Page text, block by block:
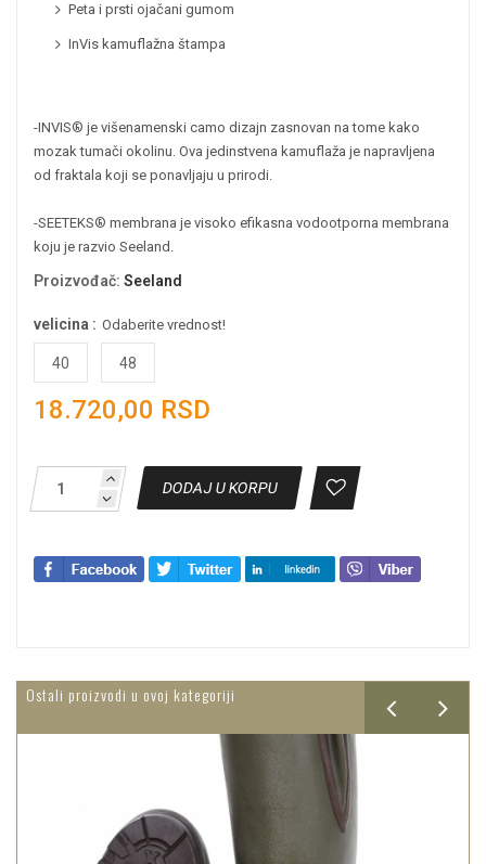
Peta i prsti ojačani gumom
InVis kamuflažna štampa
-INVIS® je višenamenski camo dizajn zasnovan na tome kako
mozak tumači okolinu. Ova jedinstvena kamuflaža je napravljena
od fraktala koji se ponavljaju u prirodi.
-SEETEKS® membrana je visoko efikasna vodootporna membrana
koju je razvio Seeland.
Proizvođač: Seeland
velicina : Odaberite vrednost!
40 48
18.720,00 RSD
DODAJ U KORPU
Ostali proizvodi u ovoj kategoriji